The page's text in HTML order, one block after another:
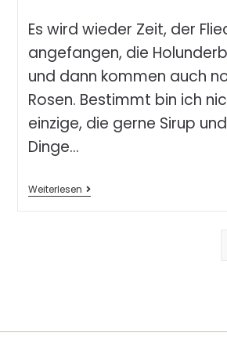
Es wird wieder Zeit, der
angefangen, die
und dann kommen auch
Rosen. Bestimmt bin ich
einzige, die gerne Sirup
Dinge…
Weiterlesen